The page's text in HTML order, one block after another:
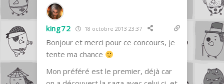
king72 18 octobre 2013 23:37
Bonjour et merci pour ce concours, je
tente ma chance
Mon préféré est le premier, déjà car